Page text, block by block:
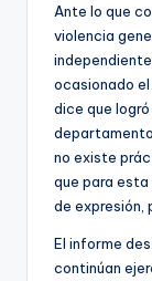
Ante lo que
violencia
ocasionado el
dice que logró
no existe
que para
de expresión,
El informe
continúan